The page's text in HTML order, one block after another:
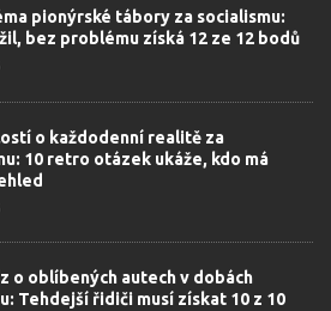
pionýrské tábory za socialismu:
bez problému získá 12 ze 12 bodů
o každodenní realitě za
10 retro otázek ukáže, kdo má
o oblíbených autech v dobách
Tehdejší řidiči musí získat 10 z 10